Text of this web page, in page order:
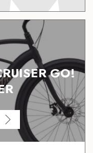
GO!